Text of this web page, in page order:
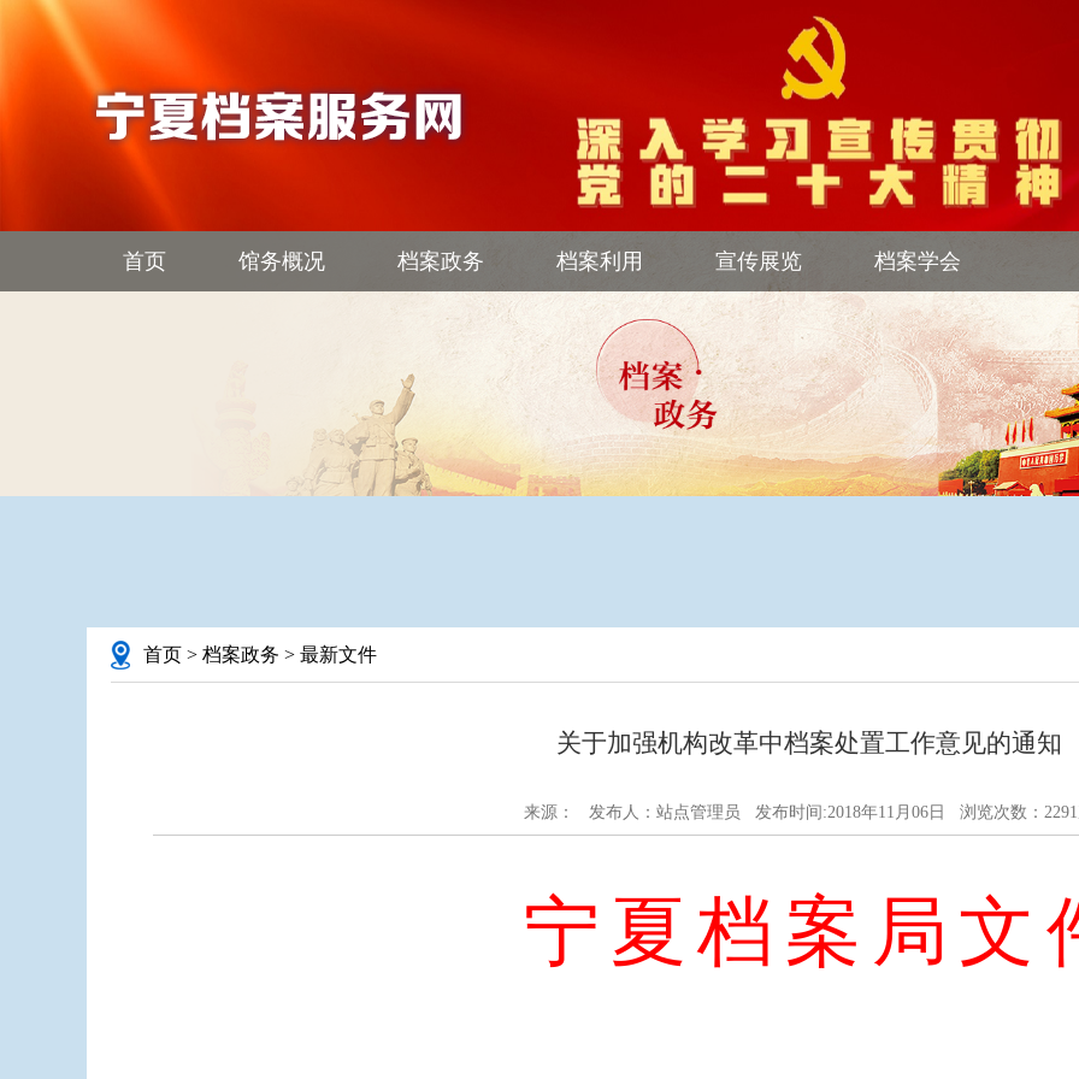
首页 馆务概况 档案政务 档案利用 宣传展览 档案学会
首页 > 档案政务 > 最新文件
关于加强机构改革中档案处置工作意见的通知
来源： 发布人：站点管理员 发布时间:2018年11月06日 浏览次数： 2291
宁夏档案局文